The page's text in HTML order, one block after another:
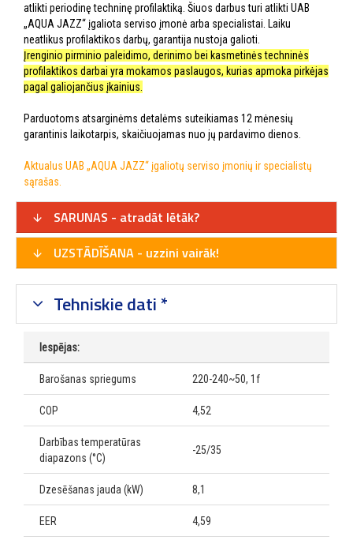
atlikti periodinę techninę profilaktiką. Šiuos darbus turi atlikti UAB
„AQUA JAZZ“ įgaliota serviso įmonė arba specialistai. Laiku
neatlikus profilaktikos darbų, garantija nustoja galioti.
Įrenginio pirminio paleidimo, derinimo bei kasmetinės techninės
profilaktikos darbai yra mokamos paslaugos, kurias apmoka pirkėjas
pagal galiojančius įkainius.
Parduotoms atsarginėms detalėms suteikiamas 12 mėnesių
garantinis laikotarpis, skaičiuojamas nuo jų pardavimo dienos.
Aktualus UAB „AQUA JAZZ“ įgaliotų serviso įmonių ir specialistų
sąrašas.
SARUNAS - atradāt lētāk?
UZSTĀDĪŠANA - uzzini vairāk!
Tehniskie dati *
Iespējas:
Barošanas spriegums 220-240~50, 1f
COP 4,52
Darbības temperatūras
diapazons (°C)
-25/35
Dzesēšanas jauda (kW) 8,1
EER 4,59